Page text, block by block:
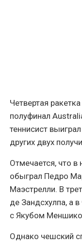
Четвертая
полуфинал
теннисист
других двух
Отмечается, что в
обыграл Педро
Маэстрелли. В
де Зандсхулпа, а
с Якубом
Однако чешский